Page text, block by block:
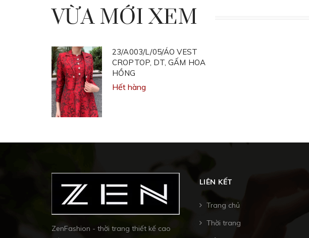
VỪA MỚI XEM
23/A003/L/05/ÁO VEST
CROPTOP, DT, GẤM HOA
HỒNG
Hết hàng
ZenFashion - thời trang thiết kế cao
LIÊN KẾT
Trang chủ
Thời trang